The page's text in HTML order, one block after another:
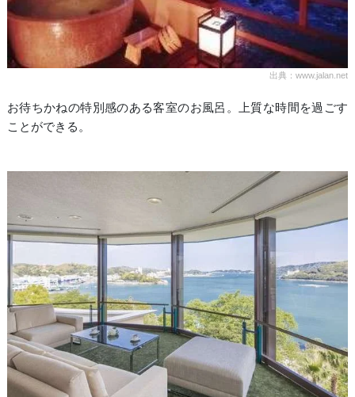
出典：www.jalan.net
お待ちかねの特別感のある客室のお風呂。上質な時間を過ごす
ことができる。